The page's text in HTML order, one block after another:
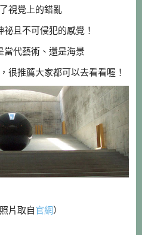
視覺上的錯亂
且不可侵犯的感覺！
當代藝術、還是海景
很推薦大家都可以去看看喔！
片取自官網）